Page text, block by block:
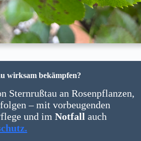
wirksam bekämpfen?
Sternrußtau an Rosenpflanzen,
– mit vorbeugenden
und im Notfall auch